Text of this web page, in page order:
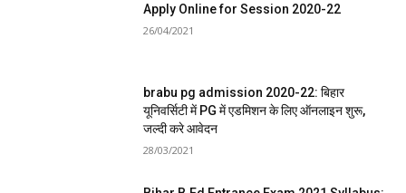
Apply Online for Session 2020-22
26/04/2021
brabu pg admission 2020-22: बिहार
यूनिवर्सिटी में PG में एडमिशन के लिए ऑनलाइन शुरू,
जल्दी करे आवेदन
28/03/2021